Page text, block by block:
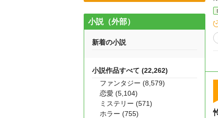
寺 咲
小説（外部）
新着の小説
小説作品すべて (22,262)
ファンタジー (8,579)
恋愛 (5,104)
ミステリー (571)
ホラー (755)